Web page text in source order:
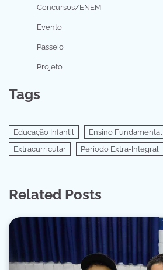
Concursos/ENEM
Evento
Passeio
Projeto
Tags
Educação Infantil Ensino Fundamental
Extracurricular
Período Extra-Integral
Related Posts